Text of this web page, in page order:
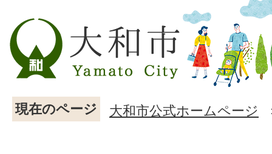
現在のページ 大和市公式ホームページ